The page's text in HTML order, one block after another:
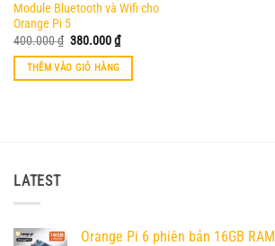
Module Bluetooth và Wifi cho
Orange Pi 5
400.000₫ Giá
là:
400.000 ₫.
380.000₫Giá
hiện
tại
là:
380.000 ₫.
THÊM VÀO GIỎ HÀNG
LATEST
Orange Pi 6 phiên bản 16GB RAM